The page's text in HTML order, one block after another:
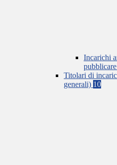
Incarichi
Titolari di
generali) 10